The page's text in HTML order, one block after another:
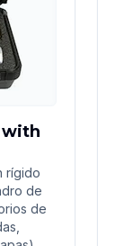
with
rígido
de
de